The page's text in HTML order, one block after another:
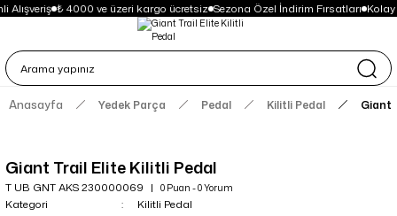
Alışveriş ₺ 4000 ve üzeri kargo ücretsiz Sezona Özel İndirim Fırsatları Kolay
Anasayfa Yedek Parça Pedal Kilitli Pedal Giant
Giant Trail Elite Kilitli Pedal
T UB GNT AKS 230000069 0 Puan - 0 Yorum
Kategori
Kilitli Pedal